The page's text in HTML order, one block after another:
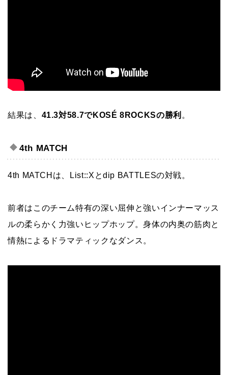
結果は、 41.3対58.7でKOSÉ 8ROCKSの勝利 。
4th MATCH
4th MATCHは、List::Xとdip BATTLESの対戦。
前者はこのチーム特有の深い屈伸と強いインナーマッス
ルの柔らかく力強いヒップホップ。身体の内奥の筋肉と
情熱によるドラマティックなダンス。